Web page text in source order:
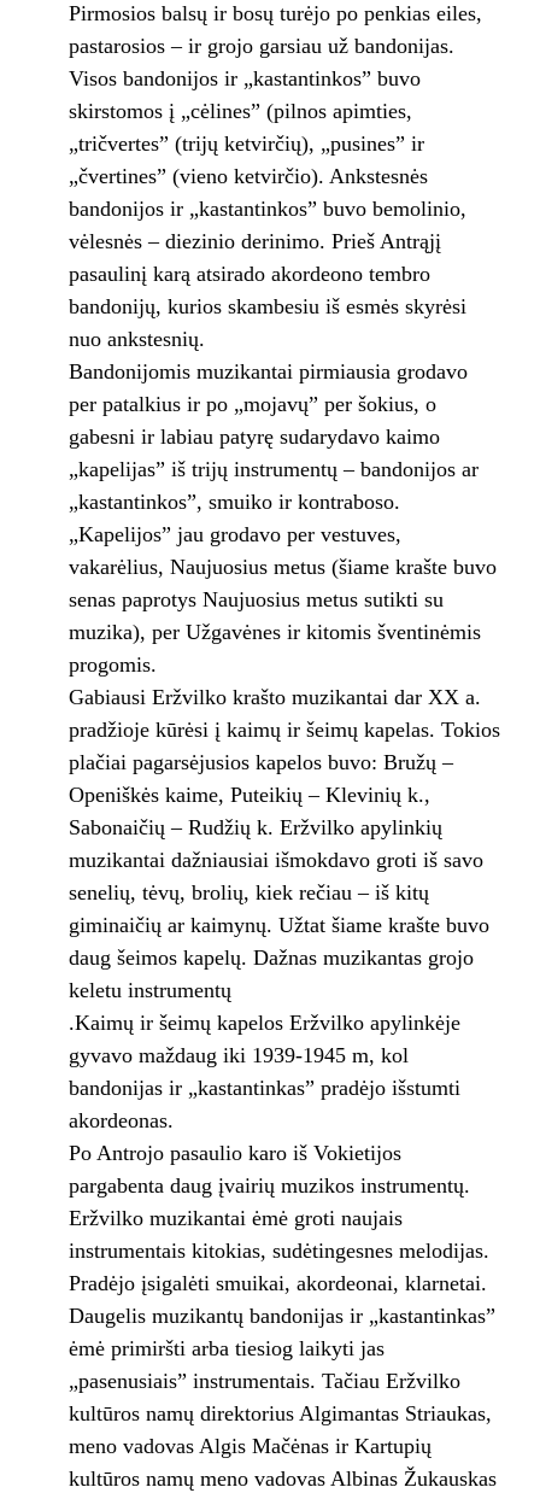
Pirmosios balsų ir bosų turėjo po penkias eiles,
pastarosios – ir grojo garsiau už bandonijas.
Visos bandonijos ir „kastantinkos” buvo
skirstomos į „cėlines” (pilnos apimties,
„tričvertes” (trijų ketvirčių), „pusines” ir
„čvertines” (vieno ketvirčio). Ankstesnės
bandonijos ir „kastantinkos” buvo bemolinio,
vėlesnės – diezinio derinimo. Prieš Antrąjį
pasaulinį karą atsirado akordeono tembro
bandonijų, kurios skambesiu iš esmės skyrėsi
nuo ankstesnių.
Bandonijomis muzikantai pirmiausia grodavo
per patalkius ir po „mojavų” per šokius, o
gabesni ir labiau patyrę sudarydavo kaimo
„kapelijas” iš trijų instrumentų – bandonijos ar
„kastantinkos”, smuiko ir kontraboso.
„Kapelijos” jau grodavo per vestuves,
vakarėlius, Naujuosius metus (šiame krašte buvo
senas paprotys Naujuosius metus sutikti su
muzika), per Užgavėnes ir kitomis šventinėmis
progomis.
Gabiausi Eržvilko krašto muzikantai dar XX a.
pradžioje kūrėsi į kaimų ir šeimų kapelas. Tokios
plačiai pagarsėjusios kapelos buvo: Bružų –
Openiškės kaime, Puteikių – Klevinių k.,
Sabonaičių – Rudžių k. Eržvilko apylinkių
muzikantai dažniausiai išmokdavo groti iš savo
senelių, tėvų, brolių, kiek rečiau – iš kitų
giminaičių ar kaimynų. Užtat šiame krašte buvo
daug šeimos kapelų. Dažnas muzikantas grojo
keletu instrumentų
.Kaimų ir šeimų kapelos Eržvilko apylinkėje
gyvavo maždaug iki 1939-1945 m, kol
bandonijas ir „kastantinkas” pradėjo išstumti
akordeonas.
Po Antrojo pasaulio karo iš Vokietijos
pargabenta daug įvairių muzikos instrumentų.
Eržvilko muzikantai ėmė groti naujais
instrumentais kitokias, sudėtingesnes melodijas.
Pradėjo įsigalėti smuikai, akordeonai, klarnetai.
Daugelis muzikantų bandonijas ir „kastantinkas”
ėmė primiršti arba tiesiog laikyti jas
„pasenusiais” instrumentais. Tačiau Eržvilko
kultūros namų direktorius Algimantas Striaukas,
meno vadovas Algis Mačėnas ir Kartupių
kultūros namų meno vadovas Albinas Žukauskas